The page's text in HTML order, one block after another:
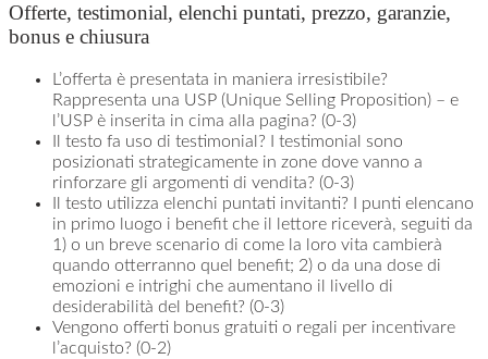
Offerte, testimonial, elenchi puntati, prezzo, garanzie,
bonus e chiusura
L’offerta è presentata in maniera irresistibile?
Rappresenta una USP (Unique Selling Proposition) – e
l’USP è inserita in cima alla pagina? (0-3)
Il testo fa uso di testimonial? I testimonial sono
posizionati strategicamente in zone dove vanno a
rinforzare gli argomenti di vendita? (0-3)
Il testo utilizza elenchi puntati invitanti? I punti elencano
in primo luogo i benefit che il lettore riceverà, seguiti da
1) o un breve scenario di come la loro vita cambierà
quando otterranno quel benefit; 2) o da una dose di
emozioni e intrighi che aumentano il livello di
desiderabilità del benefit? (0-3)
Vengono offerti bonus gratuiti o regali per incentivare
l’acquisto? (0-2)